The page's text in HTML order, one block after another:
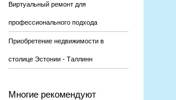
Виртуальный ремонт для
профессионального подхода
Приобретение недвижимости в
столице Эстонии - Таллинн
Многие рекомендуют